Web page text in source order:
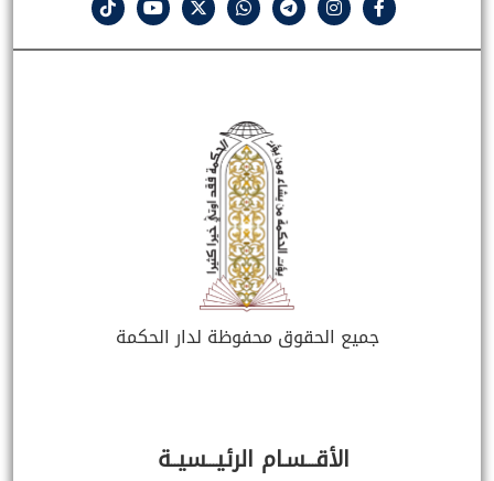
جميع الحقوق محفوظة لدار الحكمة
الأقـــسـام الرئيـــسيــة